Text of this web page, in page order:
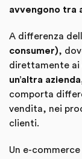
avvengono tra
A differenza
consumer),
direttamente ai
un’altra
comporta
vendita, nei
clienti.
Un e-